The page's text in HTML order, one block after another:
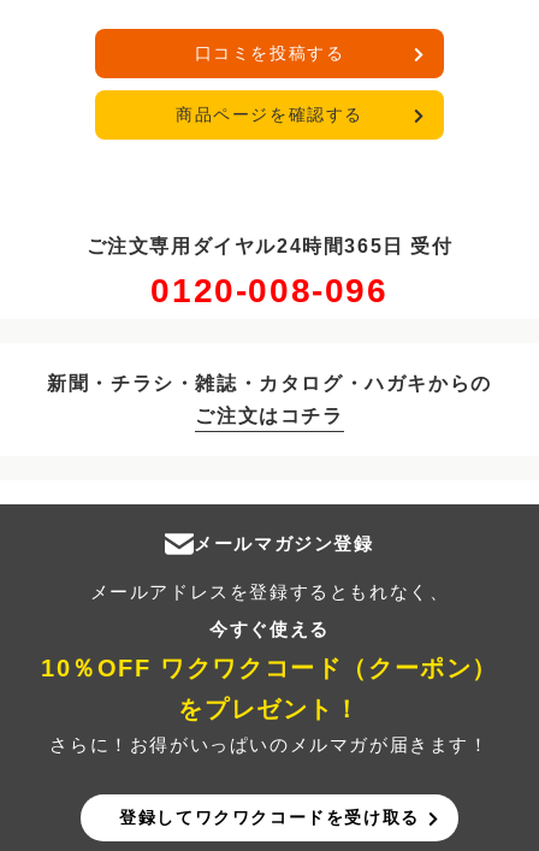
口コミを投稿する
商品ページを確認する
ご注文専用ダイヤル24時間365日 受付
0120-008-096
新聞・チラシ・雑誌・カタログ・ハガキからの
ご注文はコチラ
メールマガジン登録
メールアドレスを登録するともれなく、
今すぐ使える
10％OFF ワクワクコード（クーポン）
をプレゼント！
さらに！お得がいっぱいのメルマガが届きます！
登録してワクワクコードを受け取る